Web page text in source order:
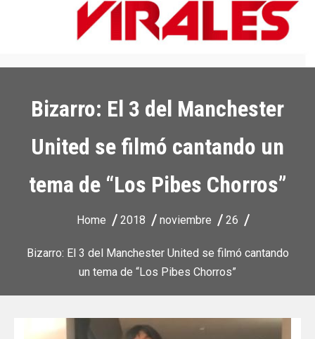
Bizarro: El 3 del Manchester
United se filmó cantando un
tema de “Los Pibes Chorros”
Home 2018 noviembre 26
Bizarro: El 3 del Manchester United se filmó cantando
un tema de “Los Pibes Chorros”